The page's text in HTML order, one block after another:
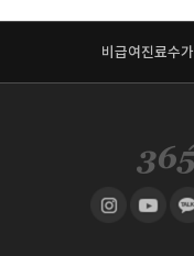
비급여진료수가